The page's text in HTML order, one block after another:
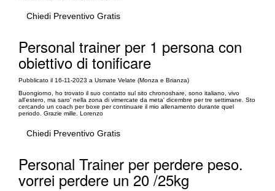
Chiedi Preventivo Gratis
Personal trainer per 1 persona con
obiettivo di tonificare
Pubblicato il 16-11-2023 a Usmate Velate (Monza e Brianza)
Buongiorno, ho trovato il suo contatto sul sito chronoshare, sono italiano, vivo
all'estero, ma saro' nella zona di vimercate da meta' dicembre per tre settimane. Sto
cercando un coach per boxe per continuare il mio allenamento durante quel
periodo. Grazie mille. Lorenzo
Chiedi Preventivo Gratis
Personal Trainer per perdere peso.
vorrei perdere un 20 /25kg